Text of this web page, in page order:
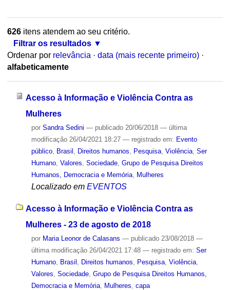
626itens atendem ao seu critério.
Filtrar os resultados
Ordenar por relevância · data (mais recente primeiro) ·
alfabeticamente
Acesso à Informação e Violência Contra as
Mulheres
por Sandra Sedini — publicado20/06/2018 — última
modificação26/04/2021 18:27 — registrado em: Evento
público, Brasil Direitos humanos Pesquisa, Violência, Ser
Humano, Valores Sociedade, Grupo de Pesquisa Direitos
Humanos, Democracia e Memória, Mulheres
Localizado em EVENTOS
Acesso à Informação e Violência Contra as
Mulheres - 23 de agosto de 2018
por Maria Leonor de Calasans — publicado23/08/2018 —
última modificação26/04/2021 17:48 — registrado em: Ser
Humano, Brasil Direitos humanos Pesquisa, Violência,
Valores Sociedade, Grupo de Pesquisa Direitos Humanos,
Democracia e Memória, Mulheres capa